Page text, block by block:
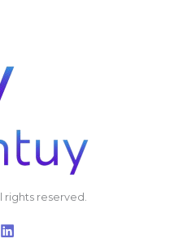
rights reserved.